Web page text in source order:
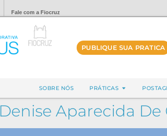
Fale com a Fiocruz
PUBLIQUE SUA PRATICA
SOBRE NÓS PRÁTICAS
Denise Aparecida De